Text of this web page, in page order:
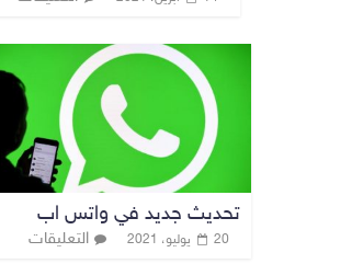
تحديث جديد في واتس اب
20 يوليو، 2021 التعليقات